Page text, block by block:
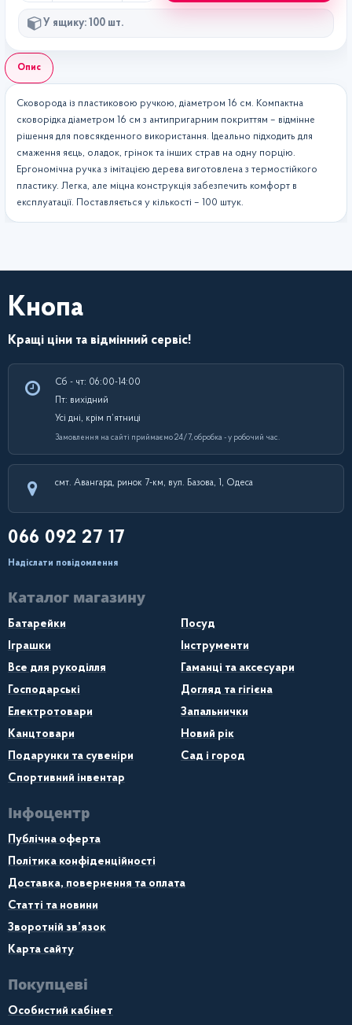
Опис
Сковорода із пластиковою ручкою, діаметром 16 см. Компактна
сковорідка діаметром 16 см з антипригарним покриттям – відмінне
рішення для повсякденного використання. Ідеально підходить для
смаження яєць, оладок, грінок та інших страв на одну порцію.
Ергономічна ручка з імітацією дерева виготовлена з термостійкого
пластику. Легка, але міцна конструкція забезпечить комфорт в
експлуатації. Поставляється у кількості – 100 штук.
У ящику: 100 шт.
Кнопа
Кращі ціни та відмінний сервіс!
Сб - чт: 06:00-14:00
Пт: вихідний
Усі дні, крім п’ятниці
Замовлення на сайті приймаємо 24/7, обробка - у робочий час.
смт. Авангард, ринок 7-км, вул. Базова, 1, Одеса
066 092 27 17
Надіслати повідомлення
Каталог магазину
Батарейки
Посуд
Іграшки
Інструменти
Все для рукоділля
Гаманці та аксесуари
Господарські
Догляд та гігієна
Електротовари
Запальнички
Канцтовари
Новий рік
Подарунки та сувеніри
Сад і город
Спортивний інвентар
Інфоцентр
Публічна оферта
Політика конфіденційності
Доставка, повернення та оплата
Статті та новини
Зворотній зв’язок
Карта сайту
Покупцеві
Особистий кабінет